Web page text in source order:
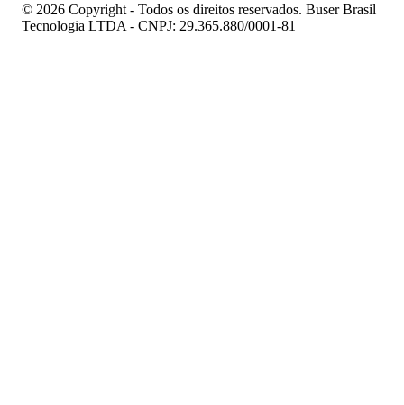
© 2026 Copyright - Todos os direitos reservados. Buser Brasil
Tecnologia LTDA - CNPJ: 29.365.880/0001-81